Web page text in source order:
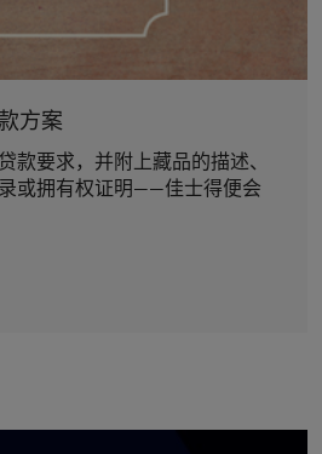
方案
款要求，并附上藏品的描述、
或拥有权证明——佳士得便会